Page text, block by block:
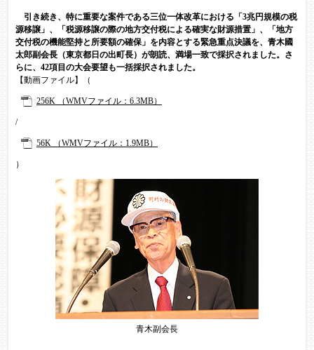
引き続き、特に重要な案件である三位一体改革における「3兆円規模の税
源移譲」、「税源移譲の際の地方交付税による確実な財源措置」、「地方
交付税の機能堅持と所要額の確保」を内容とする緊急重点決議を、青木國
太郎副会長（東京都日の出町長）が朗読、満場一致で採択されました。さ
らに、42項目の大会要望も一括採択されました。
【動画ファイル】（
256K （WMVファイル：6.3MB）
/
56K （WMVファイル：1.9MB）
）
青木副会長